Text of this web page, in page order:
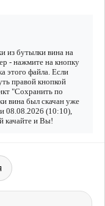
из бутылки вина на
- нажмите на кнопку
этого файла. Если
правой кнопкой
"Сохранить по
вина был скачан уже
08.08.2026 (10:10),
качайте и Вы!